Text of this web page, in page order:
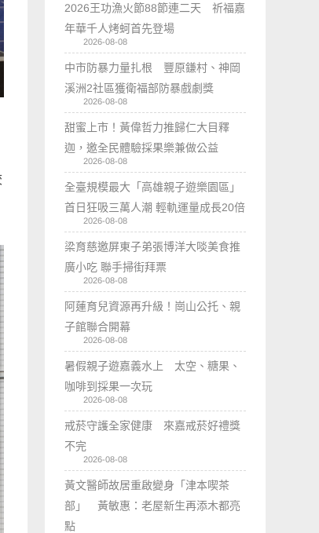
2026王功漁火節88節連二天 祈福嘉
年華千人烤蚵首先登場
2026-08-08
中市防暴力量扎根 豐原鎌村、神岡
溪洲2社區獲衛福部防暴戲劇獎
2026-08-08
甜蜜上市！黃偉哲力推歸仁大目釋
迦，邀全民體驗採果樂兼做公益
2026-08-08
全臺規模最大「高雄親子遊樂園區」
首日狂吸三萬人潮 輕軌運量成長20倍
2026-08-08
梁育慈邀屏東子弟張博洋大啖美食推
廣小吃 聯手掃街拜票
2026-08-08
阿蓮育兒資源再升級！崗山公托、親
子館聯合開幕
2026-08-08
暑假親子遊嘉義水上 太空、糖果、
咖啡到採果一次玩
2026-08-08
戒菸守護全家健康 來嘉戒菸好禮獎
不完
2026-08-08
黃文醫師故居重啟變身「津本喫茶
部」 黃敏惠：老屋新生再添木都亮
點